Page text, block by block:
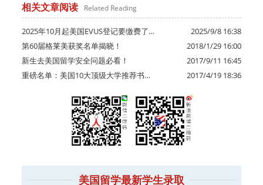
相关文章阅读 Related Reading
2025/9/8 16:38
2025年10月起美国EVUS登记要缴费了…
2018/1/29 16:00
第60届格莱美获奖名单揭晓！
2017/9/11 16:45
新生去美国留学安全问题必看！
2017/4/19 18:36
重磅名单：美国10大顶级大学推荐书…
美国留学最新学生录取